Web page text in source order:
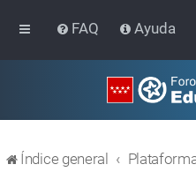
FAQ Ayuda
Índice general